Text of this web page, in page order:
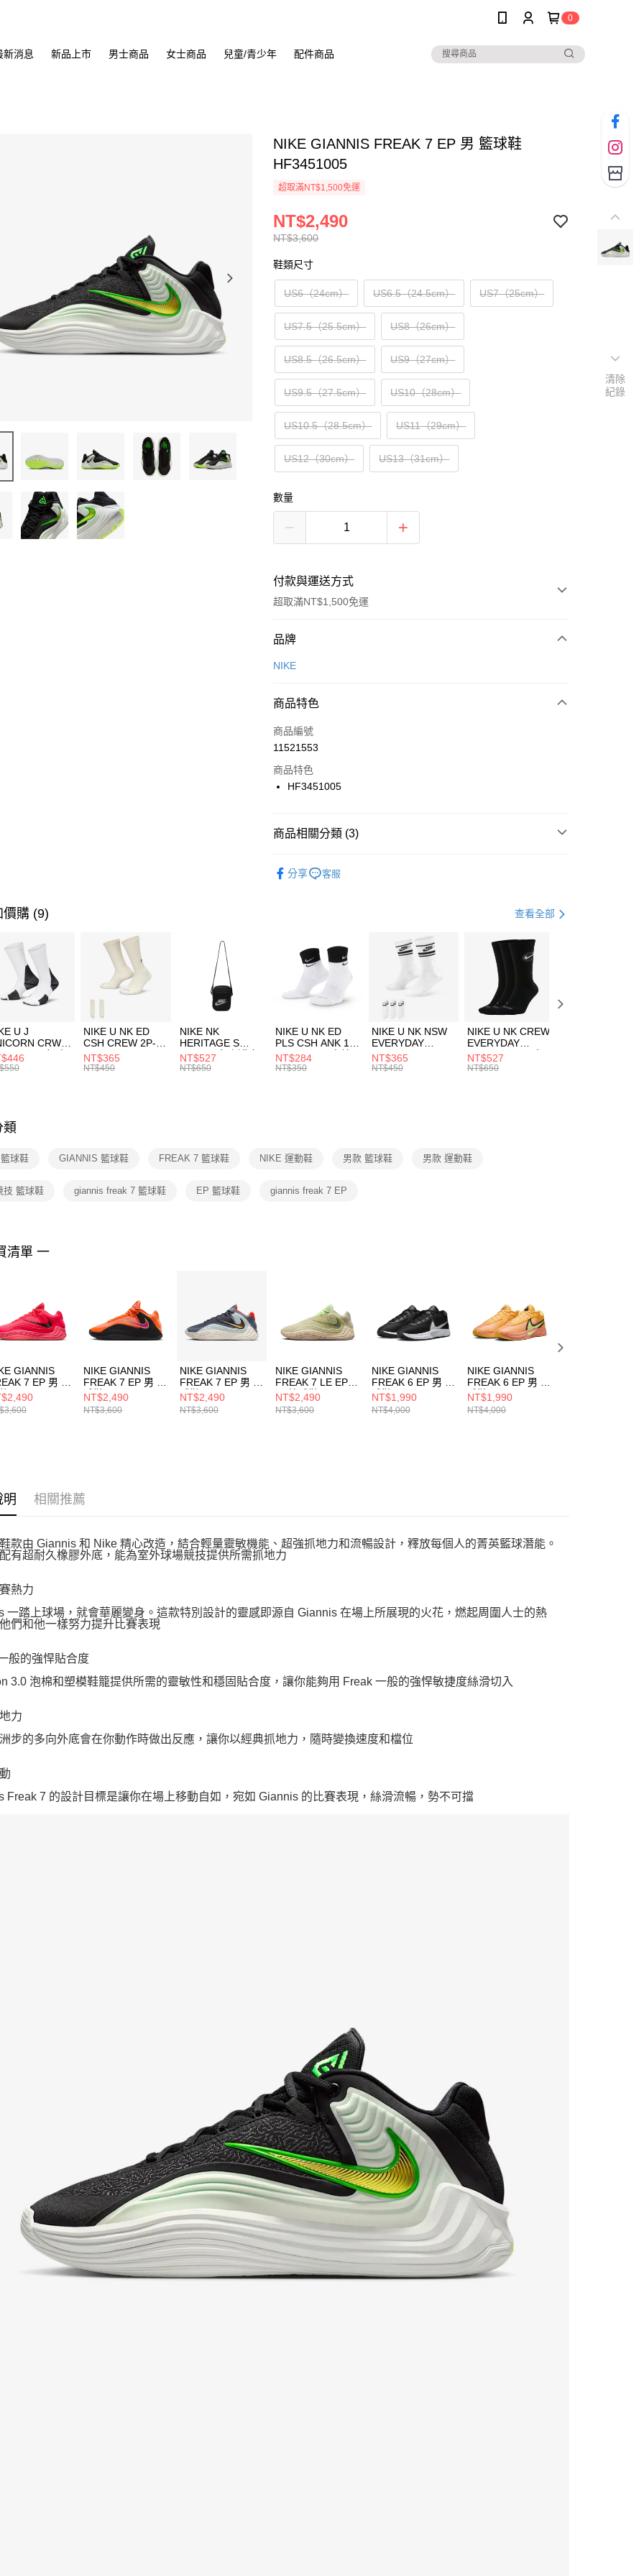
0
新消息 新品上市 男士商品 女士商品 兒童/青少年 配件商品
NIKE GIANNIS FREAK 7 EP 男 籃球鞋
HF3451005
超取滿NT$1,500免運
NT$3,600
NT$2,490
鞋類尺寸
US6（24cm） US6.5（24.5cm） US7（25cm）
US7.5（25.5cm） US8（26cm）
US8.5（26.5cm） US9（27cm）
US9.5（27.5cm） US10（28cm）
US10.5（28.5cm） US11（29cm）
US12（30cm） US13（31cm）
數量
付款與運送方式
超取滿NT$1,500免運
付款方式
信用卡一次付款
合作金庫商業銀行
華南商業銀行
上海商業儲蓄銀行
國泰世華商業銀行
聯邦商業銀行
台新國際商業銀行
LINE Pay
Apple Pay
【關於「AFTEE先享後付」】
３．安心：先確認商品／服務後，再付款。
【「AFTEE先享後付」結帳流程】
１．於結帳方式選擇「AFTEE先享後付」後，將跳轉至「AFTEE先享後
付」結帳頁面，進行簡訊認證並確認金額後，即可完成結帳。
２．訂單成立數日內，您將收到繳費通知簡訊。
３．收到繳費通知簡訊後14天內，點擊此簡訊中的連結，可透過四大超商
／ATM／網路銀行／等多元方式進行付款，方視為交易完成。
※ 請注意：結帳手續完成當下不需立刻繳費，但若您需要取消訂單，請聯
絡購買商品的店家。未經商家同意取消之訂單仍視為有效，需透過AFTEE
先享後付繳納相關費用。
１．透過由恩沛科技股份有限公司提供之「AFTEE先享後付」服務完成之
交易，需依本服務之必要範圍內提供個人資料，並將交易相關給付款項請
２．關於個人資料處理事宜，請瀏覽以下網址：
形，恩沛科技股份有限公司將有權停止該用戶之使用額度並採取法律行
每筆NT$100，滿NT$1,500(含以上)免運費
每筆NT$100，滿NT$1,500(含以上)免運費
付款後門市自取
每筆NT$100，滿NT$1,500(含以上)免運費
品牌
NIKE
商品特色
商品編號
11521553
商品特色
HF3451005
商品相關分類 (3)
分享 客服
價購 (9) 查看全部
U J
CRW
-160 男女 中
FZ3393100
NIKE U NK ED
CSH CREW 2P-
144 EMBRDY 男
女 短統襪
NT$365
NT$450
NIKE NK
HERITAGE S
SMIT 男女 側背包
BA5871010
NT$527
NT$650
NIKE U NK ED
PLS CSH ANK 1P
144 DBL 男 中統
襪 DH4058104
NT$284
NT$350
NIKE U NK NSW
EVERYDAY
ESSENTIAL CR
男女 短統襪
NT$365
NT$450
NIKE U NK CREW
EVERYDAY
BBALL 3PR 男女
長統襪
NT$527
NT$650
類
球鞋 GIANNIS 籃球鞋 FREAK 7 籃球鞋 NIKE 運動鞋 男款 籃球鞋 男款 運動鞋
技 籃球鞋 giannis freak 7 籃球鞋 EP 籃球鞋 giannis freak 7 EP
清單 一
GIANNIS
7 EP 男 籃
HF3451600
NIKE GIANNIS
FREAK 7 EP 男 籃
球鞋 HF3451800
NT$2,490
NT$3,600
NIKE GIANNIS
FREAK 7 EP 男 籃
球鞋 HF3451008
NT$2,490
NT$3,600
NIKE GIANNIS
FREAK 7 LE EP
男 籃球鞋
II5251200
NT$2,490
NT$3,600
NIKE GIANNIS
FREAK 6 EP 男 籃
球鞋 FJ7807002
NT$1,990
NT$4,000
NIKE GIANNIS
FREAK 6 EP 男 籃
球鞋 FJ7807601
NT$1,990
NT$4,000
明 相關推薦
款由 Giannis 和 Nike 精心改造，結合輕量靈敏機能、超強抓地力和流暢設計，釋放每個人的菁英籃球潛能。
有超耐久橡膠外底，能為室外球場競技提供所需抓地力
熱力
一踏上球場，就會華麗變身。這款特別設計的靈感即源自 Giannis 在場上所展現的火花，燃起周圍人士的熱
們和他一樣努力提升比賽表現
般的強悍貼合度
3.0 泡棉和塑模鞋籠提供所需的靈敏性和穩固貼合度，讓你能夠用 Freak 一般的強悍敏捷度絲滑切入
力
步的多向外底會在你動作時做出反應，讓你以經典抓地力，隨時變換速度和檔位
Freak 7 的設計目標是讓你在場上移動自如，宛如 Giannis 的比賽表現，絲滑流暢，勢不可擋
清除
紀錄